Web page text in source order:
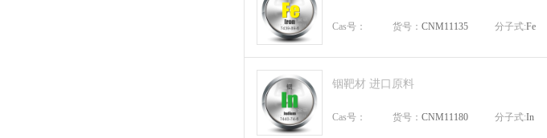
Cas号： 货号： CNM11135 分子式:Fe
铟靶材 进口原料
Cas号： 货号： CNM11180 分子式:In